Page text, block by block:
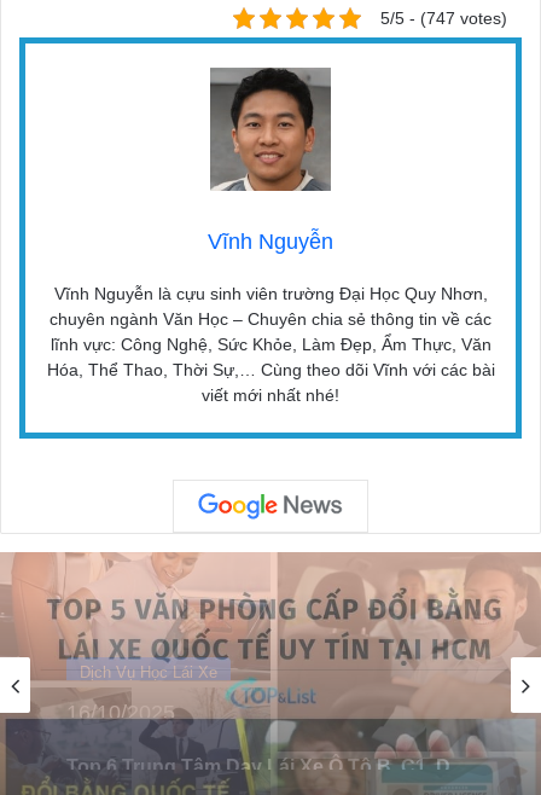
5/5 - (747 votes)
Vĩnh Nguyễn
Vĩnh Nguyễn là cựu sinh viên trường Đại Học Quy Nhơn,
chuyên ngành Văn Học – Chuyên chia sẻ thông tin về các
lĩnh vực: Công Nghệ, Sức Khỏe, Làm Đẹp, Ẩm Thực, Văn
Hóa, Thể Thao, Thời Sự,… Cùng theo dõi Vĩnh với các bài
viết mới nhất nhé!
Dịch Vụ Học Lái Xe
16/10/2025
Top 6 Dịch Vụ Cấp Đổi Bằng Lái Xe Quốc Tế
TPHCM Uy Tín